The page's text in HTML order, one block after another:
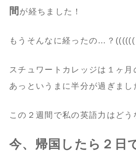
間 が経ちました！
もうそんなに経ったの…？
スチュワートカレッジは１ヶ月
あっというまに半分が過ぎまし
この２週間で私の英語力はどう
今、帰国したら２日